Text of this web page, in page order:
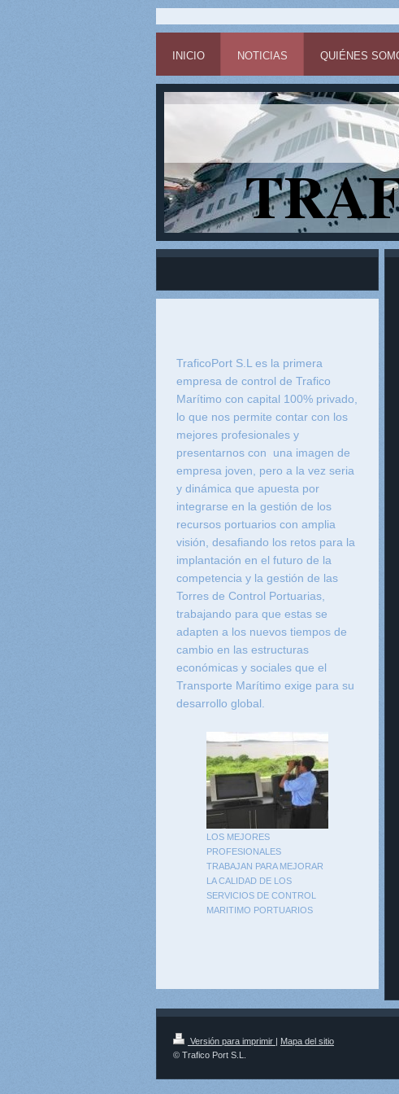
INICIO NOTICIAS QUIÉNES
TraficoPort S.L es la primera
empresa de control de Trafico
Marítimo con capital 100% privado,
lo que nos permite contar con los
mejores profesionales y
presentarnos con una imagen de
empresa joven, pero a la vez seria
y dinámica que apuesta por
integrarse en la gestión de los
recursos portuarios con amplia
visión, desafiando los retos para la
implantación en el futuro de la
competencia y la gestión de las
Torres de Control Portuarias,
trabajando para que estas se
adapten a los nuevos tiempos de
cambio en las estructuras
económicas y sociales que el
Transporte Marítimo exige para su
desarrollo global.
LOS MEJORES
PROFESIONALES
TRABAJAN PARA MEJORAR
LA CALIDAD DE LOS
SERVICIOS DE CONTROL
MARITIMO PORTUARIOS
Versión para imprimir | Mapa del sitio
© Trafico Port S.L.